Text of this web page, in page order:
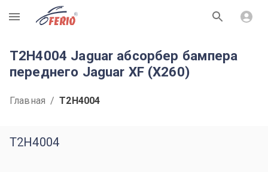
R
T2H4004 Jaguar абсорбер бампера
переднего Jaguar XF (X260)
Главная / T2H4004
T2H4004